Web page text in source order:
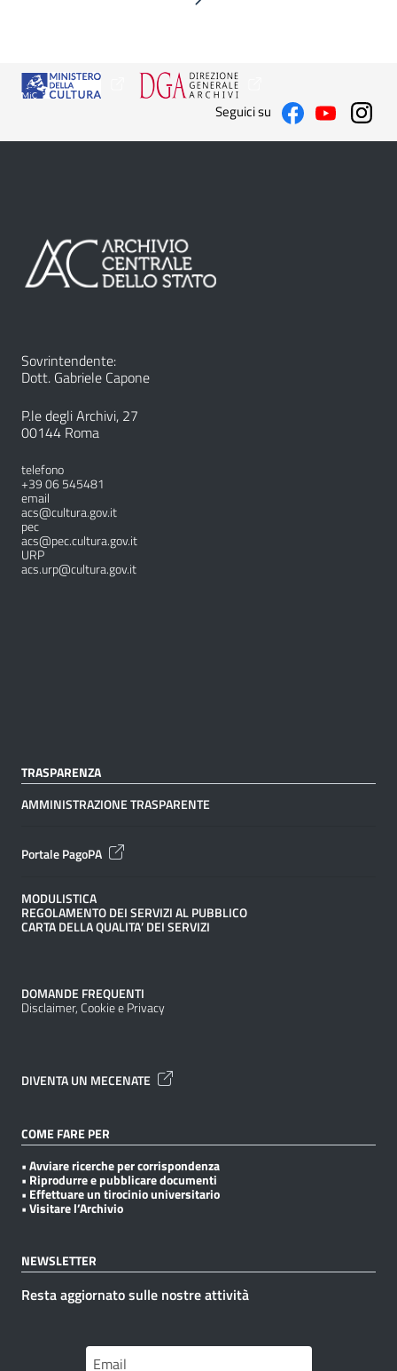
Seguici su
Sovrintendente:
Dott. Gabriele Capone
P.le degli Archivi, 27
00144 Roma
telefono
+39 06 545481
email
acs@cultura.gov.it
pec
acs@pec.cultura.gov.it
URP
acs.urp@cultura.gov.it
TRASPARENZA
AMMINISTRAZIONE TRASPARENTE
Portale PagoPA
MODULISTICA
REGOLAMENTO DEI SERVIZI AL PUBBLICO
CARTA DELLA QUALITA’ DEI SERVIZI
DOMANDE FREQUENTI
Disclaimer, Cookie e Privacy
DIVENTA UN MECENATE
COME FARE PER
• Avviare ricerche per corrispondenza
• Riprodurre e pubblicare documenti
• Effettuare un tirocinio universitario
• Visitare l’Archivio
NEWSLETTER
Resta aggiornato sulle nostre attività